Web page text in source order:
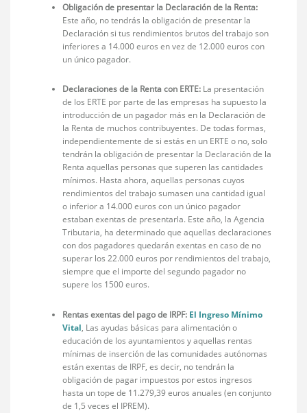
Obligación de presentar la Declaración de la Renta:
Este año, no tendrás la obligación de presentar la
Declaración si tus rendimientos brutos del trabajo son
inferiores a 14.000 euros en vez de 12.000 euros con
un único pagador.
Declaraciones de la Renta con ERTE: La presentación
de los ERTE por parte de las empresas ha supuesto la
introducción de un pagador más en la Declaración de
la Renta de muchos contribuyentes. De todas formas,
independientemente de si estás en un ERTE o no, solo
tendrán la obligación de presentar la Declaración de la
Renta aquellas personas que superen las cantidades
mínimos. Hasta ahora, aquellas personas cuyos
rendimientos del trabajo sumasen una cantidad igual
o inferior a 14.000 euros con un único pagador
estaban exentas de presentarla. Este año, la Agencia
Tributaria, ha determinado que aquellas declaraciones
con dos pagadores quedarán exentas en caso de no
superar los 22.000 euros por rendimientos del trabajo,
siempre que el importe del segundo pagador no
supere los 1500 euros.
Rentas exentas del pago de IRPF: El Ingreso Mínimo
Vital, Las ayudas básicas para alimentación o
educación de los ayuntamientos y aquellas rentas
mínimas de inserción de las comunidades autónomas
están exentas de IRPF, es decir, no tendrán la
obligación de pagar impuestos por estos ingresos
hasta un tope de 11.279,39 euros anuales (en conjunto
de 1,5 veces el IPREM).